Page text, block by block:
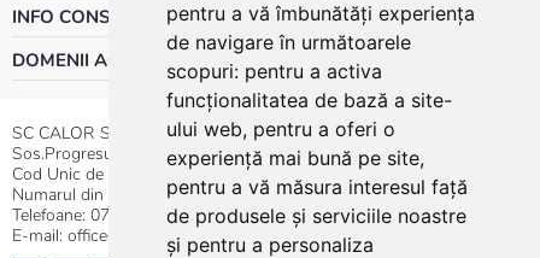
pentru a vă îmbunătăți experiența
de navigare în următoarele
scopuri: pentru a activa
funcționalitatea de bază a site-
ului web, pentru a oferi o
experiență mai bună pe site,
pentru a vă măsura interesul față
de produsele și serviciile noastre
și pentru a personaliza
INFO CONSUMATOR
DOMENII ACTIVITATE
SC CALOR SRL
Sos.Progresului nr.30-40, Sector 5, Bucuresti
Cod Unic de Inregistrare: RO 3004724
Numarul din Registrul Comertului:J40/13176/1991
Telefoane: 0737.23.44.44|021.411.44.44
E-mail: office@calor.ro